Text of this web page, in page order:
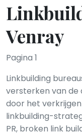
Venray
Pagina 1
Linkbuilding
versterken van de
door het
linkbuilding-
PR, broken link